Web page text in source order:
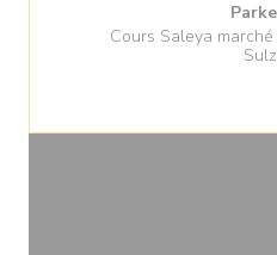
Cours Saleya